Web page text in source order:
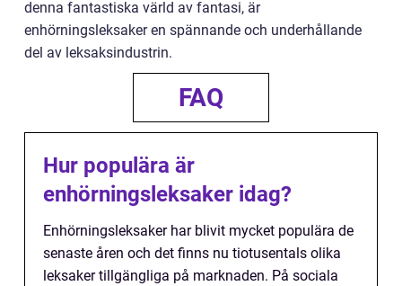
denna fantastiska värld av fantasi, är
enhörningsleksaker en spännande och underhållande
del av leksaksindustrin.
FAQ
Hur populära är
enhörningsleksaker idag?
Enhörningsleksaker har blivit mycket populära de
senaste åren och det finns nu tiotusentals olika
leksaker tillgängliga på marknaden. På sociala